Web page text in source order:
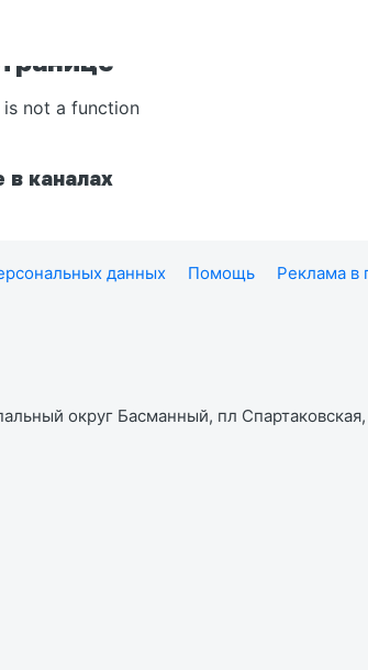
not a function
в каналах
данных Помощь Реклама в
округ Басманный, пл